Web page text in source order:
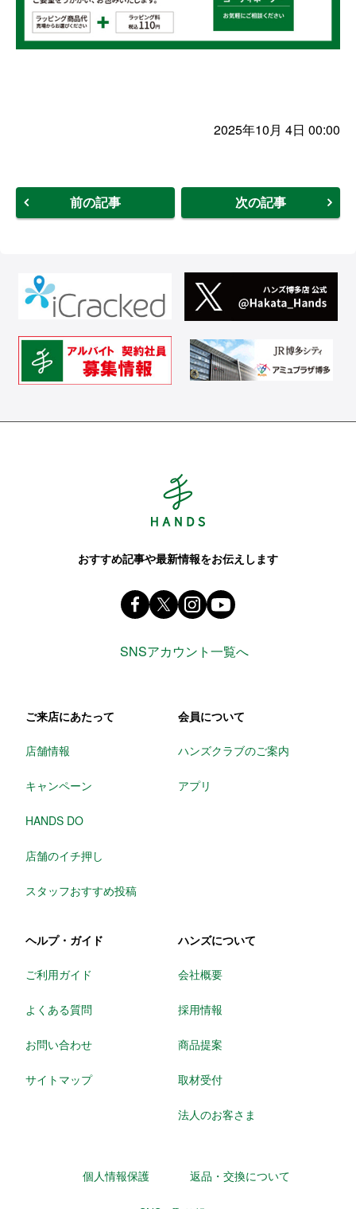
2025年10月 4日 00:00
前の記事 次の記事
おすすめ記事や最新情報をお伝えします
Facebook ハンズ公式ファンページ
X(旧 twitter) @Hands_official_
instagram
SNSアカウント一覧へ
ご来店にあたって
店舗情報
キャンペーン
HANDS DO
店舗のイチ押し
スタッフおすすめ投稿
会員について
ハンズクラブのご案内
アプリ
ヘルプ・ガイド
ご利用ガイド
よくある質問
お問い合わせ
サイトマップ
ハンズについて
会社概要
採用情報
商品提案
取材受付
法人のお客さま
個人情報保護 返品・交換について